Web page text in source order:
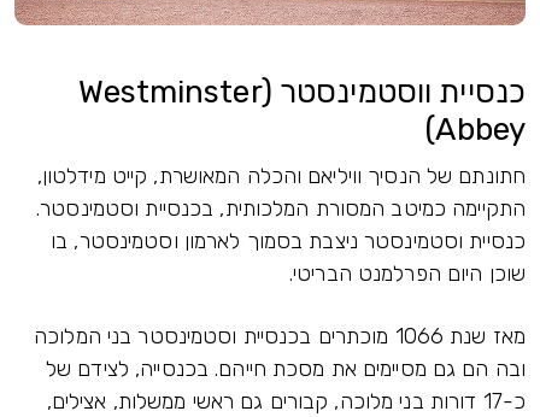
כנסיית ווסטמינסטר (Westminster
Abbey)
חתונתם של הנסיך וויליאם והכלה המאושרת, קייט מידלטון,
התקיימה כמיטב המסורת המלכותית, בכנסיית וסטמינסטר.
כנסיית וסטמינסטר ניצבת בסמוך לארמון וסטמינסטר, בו
שוכן היום הפרלמנט הבריטי.
מאז שנת 1066 מוכתרים בכנסיית וסטמינסטר בני המלוכה
ובה הם גם מסיימים את מסכת חייהם. בכנסייה, לצידם של
כ-17 דורות בני מלוכה, קבורים גם ראשי ממשלות, אצילים,